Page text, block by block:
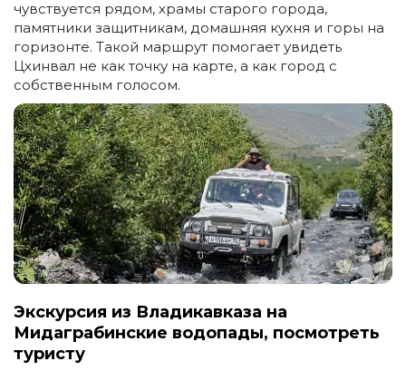
чувствуется рядом, храмы старого города,
памятники защитникам, домашняя кухня и горы на
горизонте. Такой маршрут помогает увидеть
Цхинвал не как точку на карте, а как город с
собственным голосом.
Экскурсия из Владикавказа на
Мидаграбинские водопады, посмотреть
туристу